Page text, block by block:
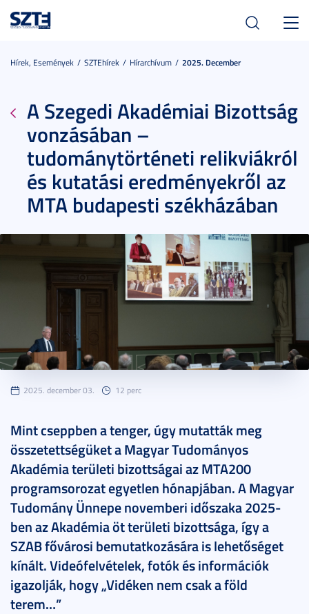
Hírek, Események SZTEhírek Hírarchívum 2025. December
A Szegedi Akadémiai Bizottság
vonzásában –
tudománytörténeti relikviákról
és kutatási eredményekről az
MTA budapesti székházában
2025. december 03. 12 perc
Mint cseppben a tenger, úgy mutatták meg
összetettségüket a Magyar Tudományos
Akadémia területi bizottságai az MTA200
programsorozat egyetlen hónapjában. A Magyar
Tudomány Ünnepe novemberi időszaka 2025-
ben az Akadémia öt területi bizottsága, így a
SZAB fővárosi bemutatkozására is lehetőséget
kínált. Videófelvételek, fotók és információk
igazolják, hogy „Vidéken nem csak a föld
terem…”